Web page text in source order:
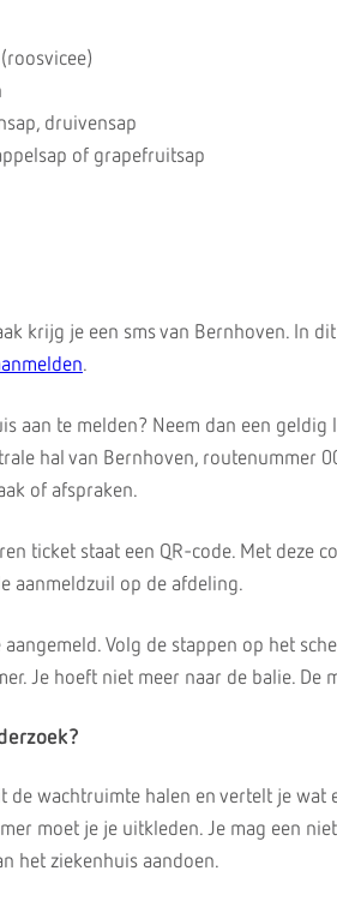
druivensap
of grapefruitsap
krijg je een sms van Bernhoven. In
.
aan te melden? Neem dan een geldig
hal van Bernhoven, routenummer
of afspraken.
ticket staat een QR-code. Met deze
aanmeldzuil op de afdeling.
aangemeld. Volg de stappen op het
Je hoeft niet meer naar de balie. De
de wachtruimte halen en vertelt je wat
moet je je uitkleden. Je mag een
het ziekenhuis aandoen.